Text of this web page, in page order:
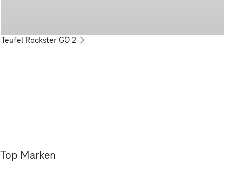
Teufel Rockster GO 2
Top Marken